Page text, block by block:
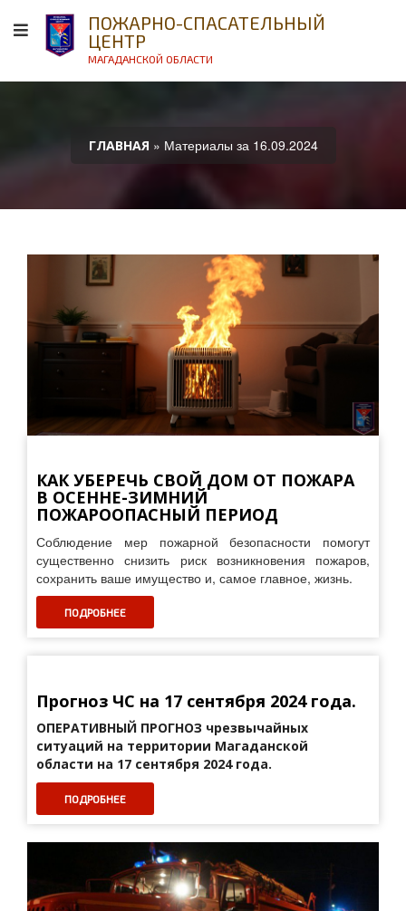
ПОЖАРНО-СПАСАТЕЛЬНЫЙ
ЦЕНТР
МАГАДАНСКОЙ ОБЛАСТИ
ГЛАВНАЯ » Материалы за 16.09.2024
КАК УБЕРЕЧЬ СВОЙ ДОМ ОТ ПОЖАРА
В ОСЕННЕ-ЗИМНИЙ
ПОЖАРООПАСНЫЙ ПЕРИОД
Соблюдение мер пожарной безопасности помогут
существенно снизить риск возникновения пожаров,
сохранить ваше имущество и, самое главное, жизнь.
ПОДРОБНЕЕ
Прогноз ЧС на 17 сентября 2024 года.
ОПЕРАТИВНЫЙ ПРОГНОЗ чрезвычайных
ситуаций на территории Магаданской
области на 17 сентября 2024 года.
ПОДРОБНЕЕ